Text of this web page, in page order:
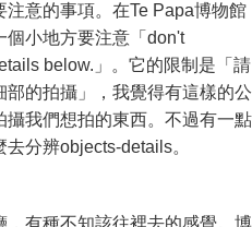
意的事項。在Te Papa博物館
個小地方要注意「don't
below.」。它的限制是「請
的拍攝」，我覺得有這樣的公
我們想拍的東西。不過有一點
分辨objects-details。
，有種不知該往裡去的感覺。博